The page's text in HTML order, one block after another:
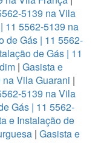
5139 na Vila
11 5562-5139 na
de Gás | 11 5562-
de Gás | 11
| Gasista e
Vila Guarani |
5139 na Vila
Gás | 11 5562-
e Instalação de
| Gasista e